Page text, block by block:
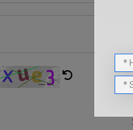
sinh bằng gỗ
tốt việc học
trẻ em từ 4 đến 11 tuổi
hơn. Đây cũng là giai đoạn bé